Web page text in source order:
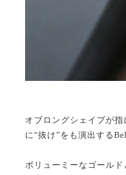
オブロングシェイプが
に“抜け”をも演出する
ボリューミーなゴール